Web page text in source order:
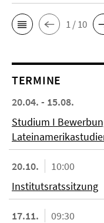
1 / 10
TERMINE
20.04. - 15.08.
Studium I
20.10.
10:00
Institutsratssitzung
17.11.
09:30